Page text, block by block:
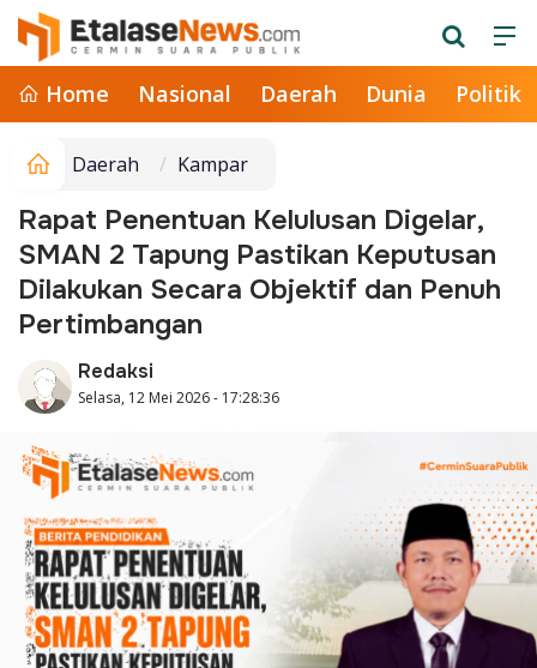
Home Nasional Daerah Dunia Politik
Daerah Kampar
Rapat Penentuan Kelulusan Digelar,
SMAN 2 Tapung Pastikan Keputusan
Dilakukan Secara Objektif dan Penuh
Pertimbangan
Redaksi
Selasa, 12 Mei 2026 - 17:28:36